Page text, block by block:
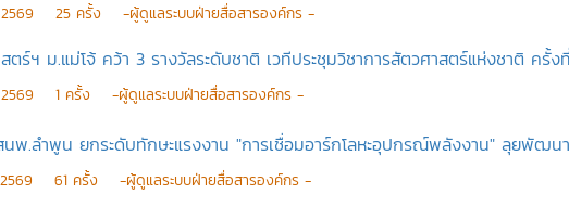
25 ครั้ง -ผู้ดูแลระบบฝ่ายสื่อสารองค์กร -
ร์ฯ ม.แม่โจ้ คว้า 3 รางวัลระดับชาติ เวทีประชุมวิชาการสัตวศาสตร์แห่งชาติ ครั้ง
1 ครั้ง -ผู้ดูแลระบบฝ่ายสื่อสารองค์กร -
พ.ลำพูน ยกระดับทักษะแรงงาน "การเชื่อมอาร์กโลหะอุปกรณ์พลังงาน" ลุยพัฒน
61 ครั้ง -ผู้ดูแลระบบฝ่ายสื่อสารองค์กร -